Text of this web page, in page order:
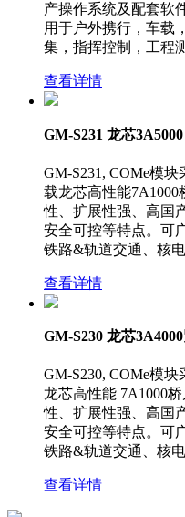
产操作系统及配套软
用于户外携行，车载
集，指挥控制，工程
查看详情
GM-S231 龙芯
GM-S231, COMe模
载龙芯高性能
性、扩展性强、高国
安全可控等特点。可
铁路&轨道交通、核
查看详情
GM-S230 龙芯
GM-S230, COMe模
龙芯高性能 7A1000
性、扩展性强、高国
安全可控等特点。可
铁路&轨道交通、核
查看详情